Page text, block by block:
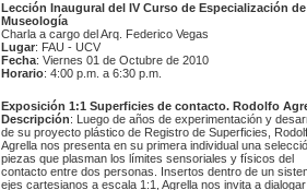
Lección Inaugural del IV Curso de Especialización de
Museología
Charla a cargo del Arq. Federico Vegas
Lugar: FAU - UCV
Fecha: Viernes 01 de Octubre de 2010
Horario: 4:00 p.m. a 6:30 p.m.
Exposición 1:1 Superficies de contacto. Rodolfo
Descripción: Luego de años de experimentación y
de su proyecto plástico de Registro de Superficies,
Agrella nos presenta en su primera individual una
piezas que plasman los límites sensoriales y físicos del
contacto entre dos personas. Insertos dentro de un
ejes cartesianos a escala 1:1, Agrella nos invita a